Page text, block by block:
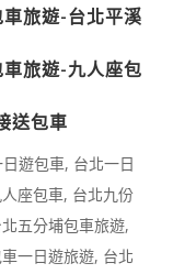
旅遊-台北平溪
旅遊-九人座包
送包車
遊包車, 台北一日
座包車, 台北九份
五分埔包車旅遊,
一日遊旅遊, 台北